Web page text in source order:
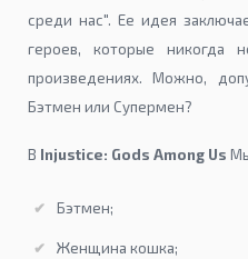
среди нас". Ее идея
героев, которые никогда
произведениях. Можно,
Бэтмен или Супермен?
В Injustice: Gods Among Us
Бэтмен;
Женщина кошка;